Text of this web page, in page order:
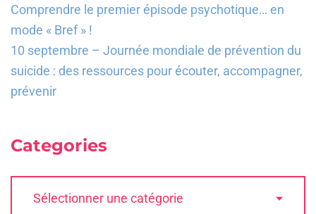
Comprendre le premier épisode psychotique… en
mode « Bref » !
10 septembre – Journée mondiale de prévention du
suicide : des ressources pour écouter, accompagner,
prévenir
Categories